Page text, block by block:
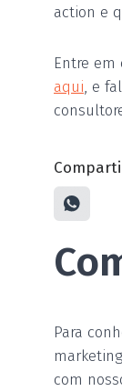
action e
Entre
aqui, e
Para
com